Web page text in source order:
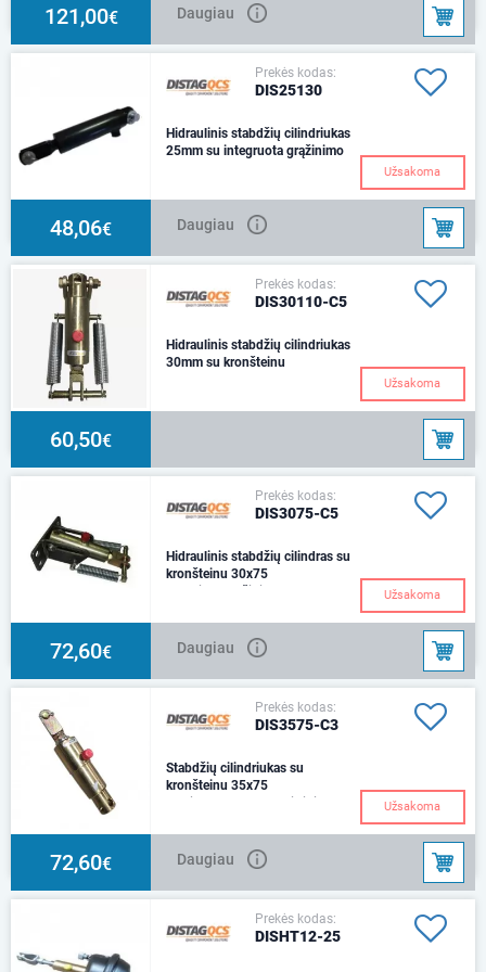
121,00€ Daugiau
Prekės kodas:
DIS25130
Hidraulinis stabdžių cilindriukas
25mm su integruota grąžinimo
mmCentrai: 270 mmSkylė:
d14,5Patikimumas 100 Bar:
4,909N3/8 BSF (FM)
Užsakoma
48,06€ Daugiau
Prekės kodas:
DIS30110-C5
Hidraulinis stabdžių cilindriukas
30mm su kronšteinu
Užsakoma
60,50€
Prekės kodas:
DIS3075-C5
Hidraulinis stabdžių cilindras su
kronšteinu 30x75
Su dviem grąžinimo
keitikliuDydis: Ø30Eiga:
75mmCentras:230mmSkylė
Užsakoma
72,60€ Daugiau
Prekės kodas:
DIS3575-C3
Stabdžių cilindriukas su
kronšteinu 35x75
C3 tipas – apvalus tvirtinimo
Užsakoma
72,60€ Daugiau
Prekės kodas:
DISHT12-25